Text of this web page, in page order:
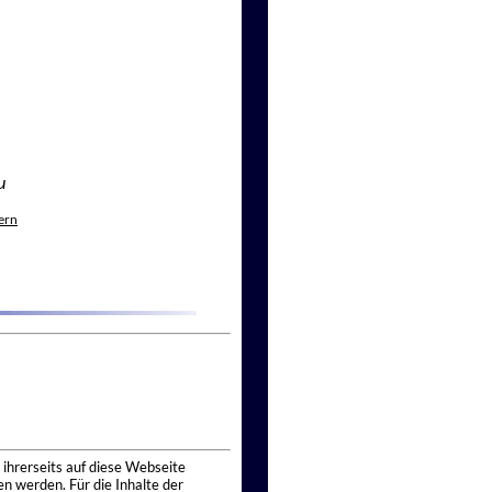
auf diese Webseite
werden. Für die Inhalte der